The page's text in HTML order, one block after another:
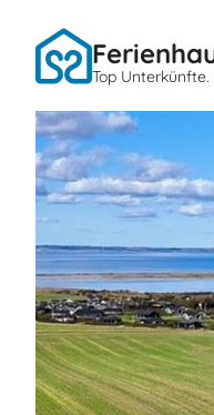
Top